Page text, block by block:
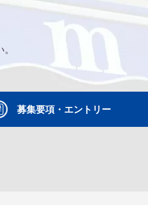
募集要項・エントリー